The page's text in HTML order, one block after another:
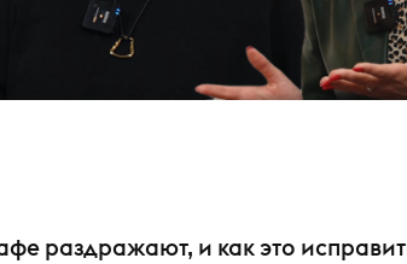
раздражают, и как это